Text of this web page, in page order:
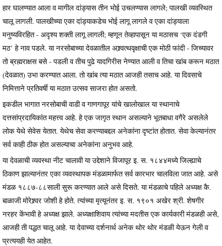
हार घालण्यात आला व मागील दांड्यास तीन भोई उचलण्यास लागले; पालखी व्यवस्थित
चालू लागली. पालखीच्या एका दांड्याकडेच भोई लागू लागले व एका दांड्याला
मनुष्यविरहित - अदृश्य शक्ती लागू लागली; म्हणून तेव्हापासून या मठासच ‘एक दंडगी
मठ’ हे नाव पडले. या नरसोबाच्या देवळातील अश्र्वत्थवृक्षाची एक मोठी फांदी - जिच्यावर
तो ब्रह्मराक्षस बसे - पडली व तीच पुढे यादगिरीस नेण्यात आली व तिचा खांब करून मठात
(देवळात) उभा करण्यात आला. तो खांब त्या मठात आजही तसाच आहे. या दिवसाचे
निमित्ताने प्रतिवर्षी या मठात उत्सव साजरा होत असतो.
इकडील भागात नरसोबाची वाडी व गाणगापूर यांचे खालोखाल या स्थानाचे
दत्तसांप्रदायिकांत महत्त्व आहे. हे एक जागृत स्थान असल्याने भूतबाधा वगैरे असलेले
लोक येथे सेवेस येतात. येथेच सेवा करण्याबद्दल अनेकांना दृष्टांत होतात. सेवा केल्यानंतर
सर्व काही ठीक होत असल्याचा अनेकांना अनुभव आहे.
या देवळाची व्यवस्था नीट चालावी या उद्देशाने विजापूर इ. स. १८४४मध्ये जिल्ह्याचे
ठिकाण झाल्यानंतर एका व्यवस्थापक मंडळामार्फत सर्व कारभार चालविला जात आहे. असे
मंडळ १८८७-८८साली सुरू करण्यात आले असे दिसते. या मंडळाचे पहिले अध्यक्ष कै.
बाळाजी मोरेश्र्वर जोशी हे होते. त्यांच्या मृत्यूनंतर इ. स. १९०१ अखेर श्री. शेषगीर
नरहर केंभावी हे अध्यक्ष झाले. अध्यक्षाशिवाय त्यांच्या मदतीस एक कार्यकारी मंडळही असे,
आजही ती पद्धत चालू आहे. या देवाच्या दर्शनार्थ अनेक थोर थोर मंडळी येऊन गेली व
प्रत्ययही येत आहेत.